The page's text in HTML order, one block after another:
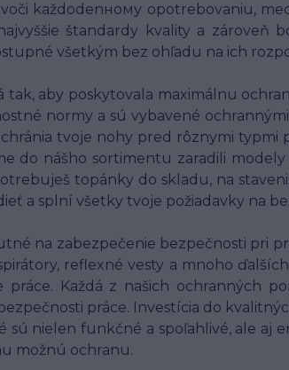
každodenному opotrebovaniu,
štandardy kvality a zároveň
všetkým bez ohľadu na ich
aby poskytovala maximálnu
normy a sú vybavené
tvoje nohy pred rôznymi typmi
do nášho sortimentu zaradili
topánky do skladu, na
a splní všetky tvoje požiadavky na
na zabezpečenie bezpečnosti pri
reflexné vesty a mnoho
Každá z našich ochranných
práce. Investícia do
nielen funkčné a spoľahlivé, ale aj
možnú ochranu.